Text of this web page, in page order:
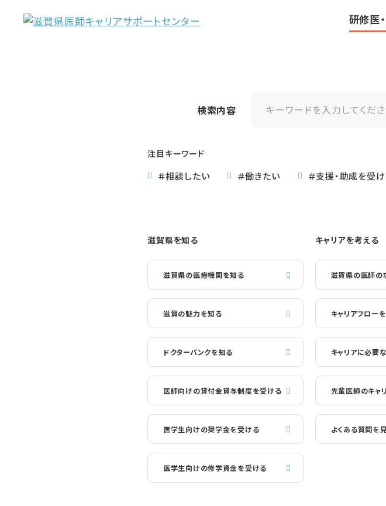
研修医
検索内容
注目キーワード
＃相談したい ＃働きたい ＃支援・助成を受
滋賀県を知る
滋賀県の医療機関を知る
滋賀の魅力を知る
ドクターバンクを知る
医師向けの貸付金貸与制度を受ける
医学生向けの奨学金を受ける
医学生向けの修学資金を受ける
キャリアを考える
滋賀県の医師の
キャリアフロー
キャリアに必要
先輩医師のキャ
よくある質問を